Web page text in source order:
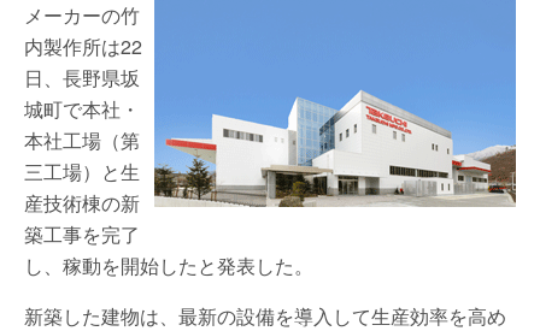
メーカーの竹
内製作所は22
日、長野県坂
城町で本社・
本社工場（第
三工場）と生
産技術棟の新
築工事を完了
し、稼動を開始したと発表した。
新築した建物は、最新の設備を導入して生産効率を高め